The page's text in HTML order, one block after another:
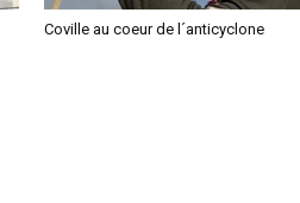
Coville au coeur de l´anticyclone